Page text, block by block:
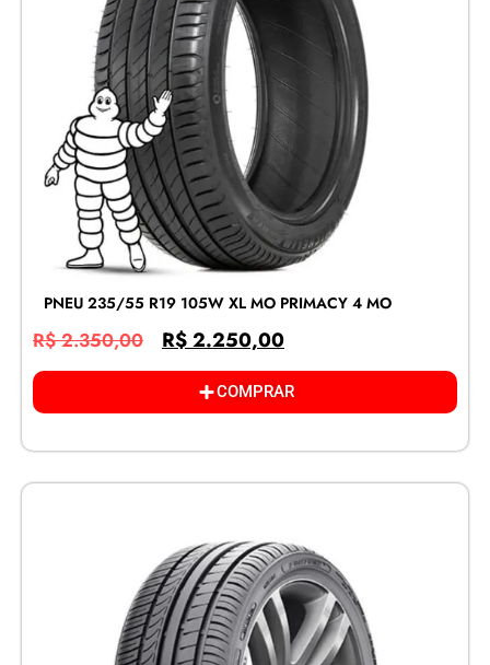
PNEU 235/55 R19 105W XL MO PRIMACY 4 MO
R$2.350,00 R$2.250,00
COMPRAR